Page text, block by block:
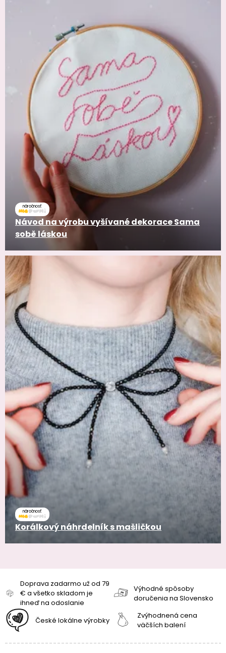
náročnosť
Návod na výrobu vyšívané dekorace Sama
sobě láskou
náročnosť
Korálkový náhrdelník s mašličkou
Doprava zadarmo už od 79
€ a všetko skladom je
ihneď na odoslanie
Výhodné spôsoby
doručenia na Slovensko
České lokálne výrobky
Zvýhodnená cena
väčších balení